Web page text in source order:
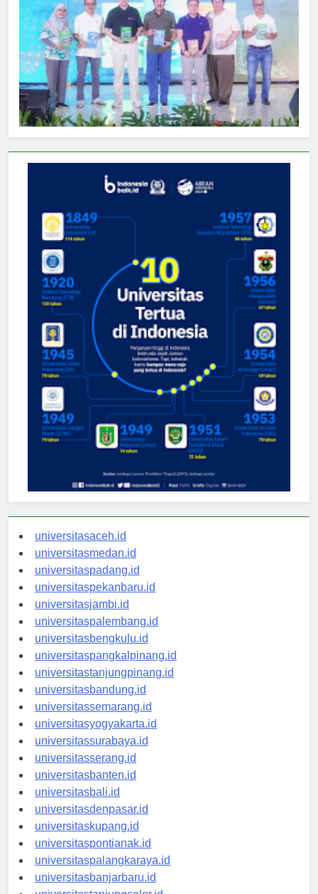
universitasaceh.id
universitasmedan.id
universitaspadang.id
universitaspekanbaru.id
universitasjambi.id
universitaspalembang.id
universitasbengkulu.id
universitaspangkalpinang.id
universitastanjungpinang.id
universitasbandung.id
universitassemarang.id
universitasyogyakarta.id
universitassurabaya.id
universitasserang.id
universitasbanten.id
universitasbali.id
universitasdenpasar.id
universitaskupang.id
universitaspontianak.id
universitaspalangkaraya.id
universitasbanjarbaru.id